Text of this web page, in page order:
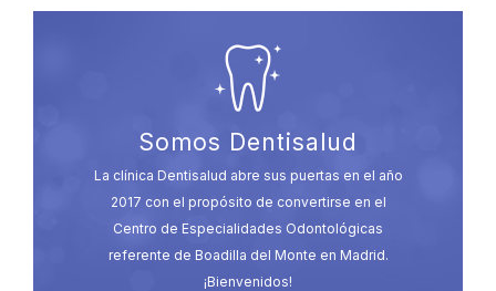
Somos Dentisalud
La clínica Dentisalud abre sus puertas en el año
2017 con el propósito de convertirse en el
Centro de Especialidades Odontológicas
referente de Boadilla del Monte en Madrid.
¡Bienvenidos!